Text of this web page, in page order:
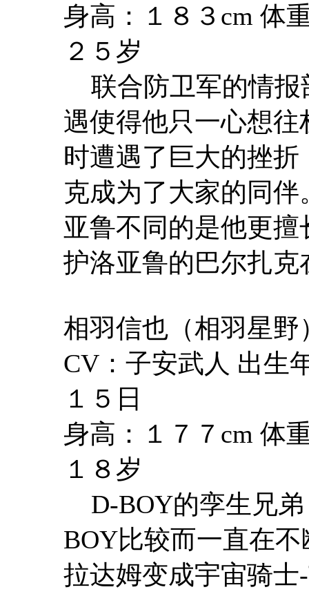
身高：１８３cm 体
２５岁
联合防卫军的情报
遇使得他只一心想
时遭遇了巨大的挫
克成为了大家的同
亚鲁不同的是他更
护洛亚鲁的巴尔扎
相羽信也（相羽星野
CV：子安武人 出生
１５日
身高：１７７cm 体
１８岁
D-BOY的孪生兄弟
BOY比较而一直在
拉达姆变成宇宙骑